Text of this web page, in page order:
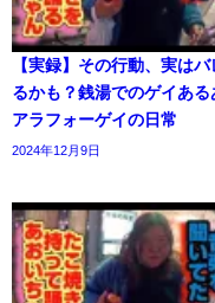
【実録】その行動、実はバ
るかも？銭湯でのゲイある
アラフォーゲイの日常
2024年12月9日